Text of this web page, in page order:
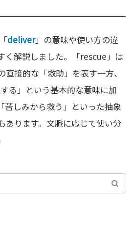
deliver」の意味や使い方の違
く解説しました。「rescue」は
接的な「救助」を表す一方、
る」という基本的な意味に加
苦しみから救う」といった抽象
あります。文脈に応じて使い分